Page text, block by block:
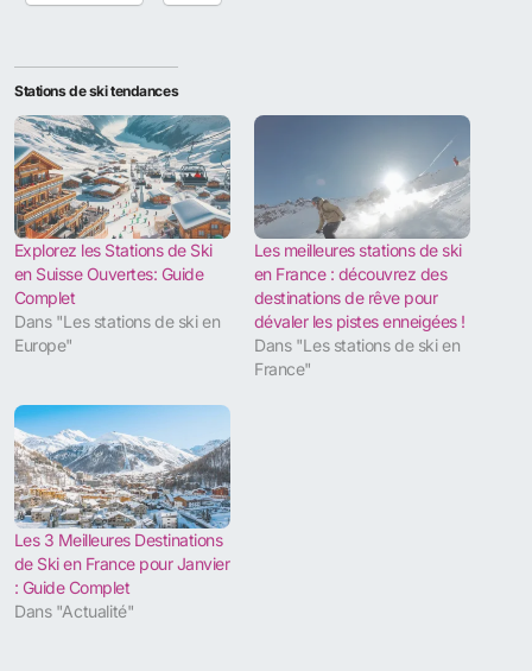
Stations de ski tendances
Explorez les Stations de Ski
en Suisse Ouvertes: Guide
Complet
Dans "Les stations de ski en
Europe"
Les meilleures stations de ski
en France : découvrez des
destinations de rêve pour
dévaler les pistes enneigées !
Dans "Les stations de ski en
France"
Les 3 Meilleures Destinations
de Ski en France pour Janvier
: Guide Complet
Dans "Actualité"